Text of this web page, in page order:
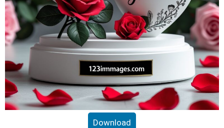
Download